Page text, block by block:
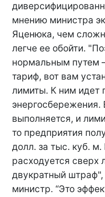
мнению министра
Яценюка, чем
легче ее обойти.
нормальным путем
тариф, вот вам
лимиты. К ним идет
энергосбережения.
выполняется, и
то предприятия
долл. за тыс. куб. м.
расходуется сверх
двукратный
министр. “Это